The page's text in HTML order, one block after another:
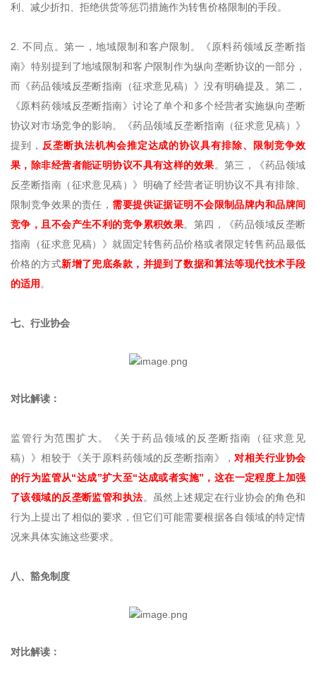
利、减少折扣、拒绝供货等惩罚措施作为转售价格限制的手段。
2. 不同点。第一，地域限制和客户限制。《原料药领域反垄断指
南》特别提到了地域限制和客户限制作为纵向垄断协议的一部分，
而《药品领域反垄断指南（征求意见稿）》没有明确提及。第二，
《原料药领域反垄断指南》讨论了单个和多个经营者实施纵向垄断
协议对市场竞争的影响。《药品领域反垄断指南（征求意见稿）》
提到， 反垄断执法机构会推定达成的协议具有排除、限制竞争效
果，除非经营者能证明协议不具有这样的效果。第三，《药品领域
反垄断指南（征求意见稿）》明确了经营者证明协议不具有排除、
限制竞争效果的责任， 需要提供证据证明不会限制品牌内和品牌间
竞争，且不会产生不利的竞争累积效果。第四，《药品领域反垄断
指南（征求意见稿）》就固定转售药品价格或者限定转售药品最低
价格的方式新增了兜底条款，并提到了数据和算法等现代技术手段
的适用 。
七、行业协会
对比解读：
监管行为范围扩大。《关于药品领域的反垄断指南（征求意见
稿）》相较于《关于原料药领域的反垄断指南》， 对相关行业协会
的行为监管从“达成”扩大至“达成或者实施”，这在一定程度上加强
了该领域的反垄断监管和执法。虽然上述规定在行业协会的角色和
行为上提出了相似的要求，但它们可能需要根据各自领域的特定情
况来具体实施这些要求。
八、豁免制度
对比解读：